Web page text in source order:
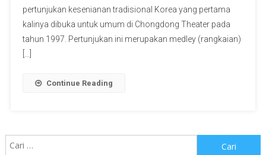
pertunjukan kesenianan tradisional Korea yang pertama
kalinya dibuka untuk umum di Chongdong Theater pada
tahun 1997. Pertunjukan ini merupakan medley (rangkaian)
Continue Reading